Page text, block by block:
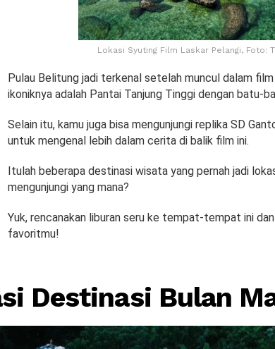
Lokasi Syuting Film Laskar Pelangi, Foto:
Pulau Belitung jadi terkenal setelah muncul dalam film
ikoniknya adalah Pantai Tanjung Tinggi dengan batu-
Selain itu, kamu juga bisa mengunjungi replika SD
untuk mengenal lebih dalam cerita di balik film ini.
Itulah beberapa destinasi wisata yang pernah jadi
mengunjungi yang mana?
Yuk, rencanakan liburan seru ke tempat-tempat ini
favoritmu!
Destinasi Bulan